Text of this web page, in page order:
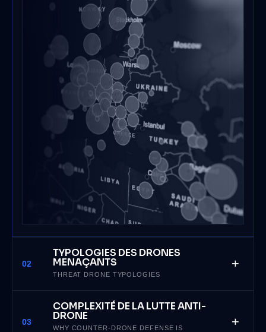
02
TYPOLOGIES DES DRONES
MENAÇANTS
THREAT DRONE TYPOLOGIES
+
La menace ne repose pas sur un seul type de drone.
Les plateformes hostiles peuvent prendre des formes
03
COMPLEXITÉ DE LA LUTTE ANTI-
DRONE
WHY COUNTER-DRONE DEFENSE IS
+